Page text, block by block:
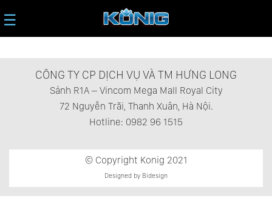
☰
CÔNG TY CP DỊCH VỤ VÀ TM HƯNG LONG
Sảnh R1A – Vincom Mega Mall Royal City
72 Nguyễn Trãi, Thanh Xuân, Hà Nội.
Hotline: 0982 96 1515
© Copyright Konig 2021
Designed by Bidesign